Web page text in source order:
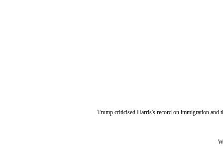
Trump criticised Harris's record on immigration and